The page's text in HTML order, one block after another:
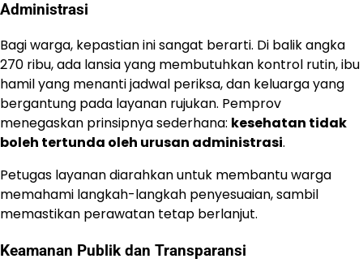
Administrasi
Bagi warga, kepastian ini sangat berarti. Di balik angka
270 ribu, ada lansia yang membutuhkan kontrol rutin, ibu
hamil yang menanti jadwal periksa, dan keluarga yang
bergantung pada layanan rujukan. Pemprov
menegaskan prinsipnya sederhana: kesehatan tidak
boleh tertunda oleh urusan administrasi.
Petugas layanan diarahkan untuk membantu warga
memahami langkah-langkah penyesuaian, sambil
memastikan perawatan tetap berlanjut.
Keamanan Publik dan Transparansi